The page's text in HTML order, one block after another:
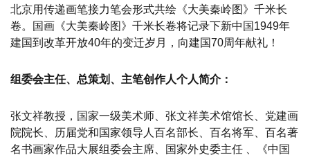
北京用传递画笔接力笔会形式共绘《大美秦岭图》千米长
卷。国画《大美秦岭图》千米长卷将记录下新中国1949年
建国到改革开放40年的变迁岁月，向建国70周年献礼！
组委会主任、总策划、主笔创作人个人简介：
张文祥教授，国家一级美术师、张文祥美术馆馆长、党建画
院院长、历届党和国家领导人百名部长、百名将军、百名著
名书画家作品大展组委会主席、国家外史委主任 、《中国